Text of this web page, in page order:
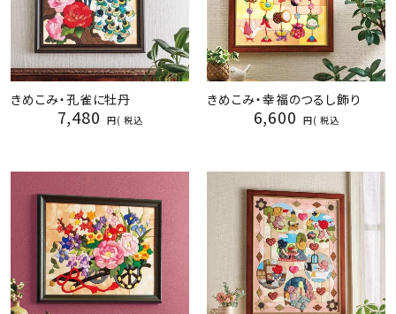
きめこみ・孔雀に牡丹
7,480 税込
きめこみ・幸福のつるし飾り
6,600 税込